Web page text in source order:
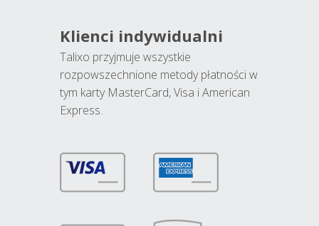
Klienci indywidualni
Talixo przyjmuje wszystkie
rozpowszechnione metody płatności w
tym karty MasterCard, Visa i American
Express.